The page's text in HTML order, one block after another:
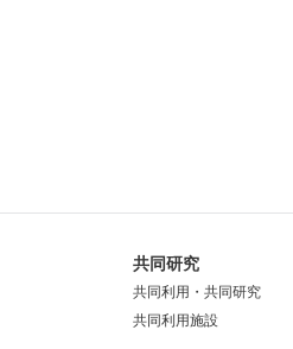
共同研究
共同利用・共同研究
共同利用施設